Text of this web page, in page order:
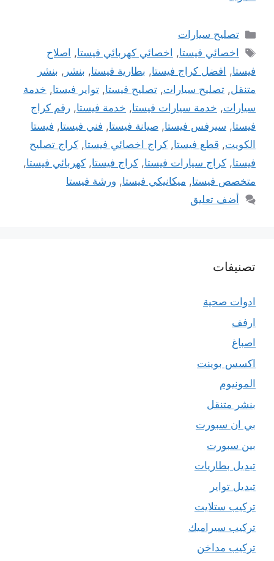
التصنيفات
تصليح سيارات
الوسوم
اخصائي فيستا, اخصائي كهربائي فيستا, اصلاح
فيستا, افضل كراج فيستا, بطارية فيستا, بنشر , بنشر
متنقل, تصليح سيارات, تصليح فيستا, تواير فيستا, خدمة
سيارات, خدمة سيارات فيستا, خدمة فيستا, رقم كراج
فيستا, سيرفس فيستا, صيانة فيستا, فني فيستا, فيستا
الكويت, قطع فيستا, كراج اخصائي فيستا, كراج تصليح
فيستا, كراج سيارات فيستا, كراج فيستا, كهربائي فيستا,
متخصص فيستا, ميكانيكي فيستا, ورشة فيستا
أضف تعليق
تصنيفات
ادوات صحية
ارفف
اصباغ
اكسس بوينت
المونيوم
بنشر متنقل
بي ان سبورت
بين سبورت
تبديل بطاريات
تبديل تواير
تركيب ستلايت
تركيب سيراميك
تركيب مداخن